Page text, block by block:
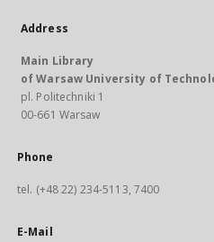
Address
Main Library
of Warsaw University of
pl. Politechniki 1
00-661 Warsaw
Phone
tel. (+48 22) 234-5113, 7400
E-Mail